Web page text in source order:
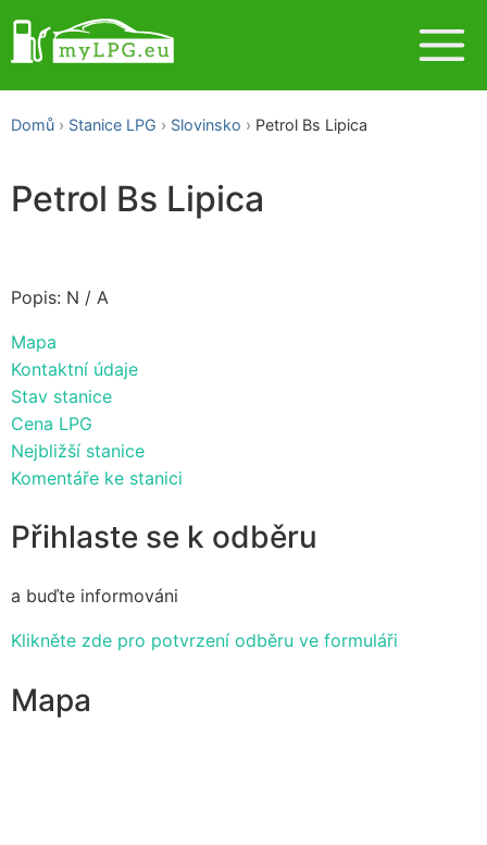
Domů Stanice LPG Slovinsko Petrol Bs Lipica
Petrol Bs Lipica
Popis: N / A
Mapa
Kontaktní údaje
Stav stanice
Cena LPG
Nejbližší stanice
Komentáře ke stanici
Přihlaste se k odběru
a buďte informováni
Klikněte zde pro potvrzení odběru ve formuláři
Mapa